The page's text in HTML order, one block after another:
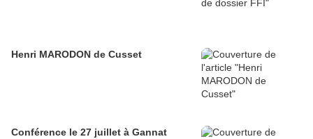
Henri MARODON de Cusset
Conférence le 27 juillet à Gannat